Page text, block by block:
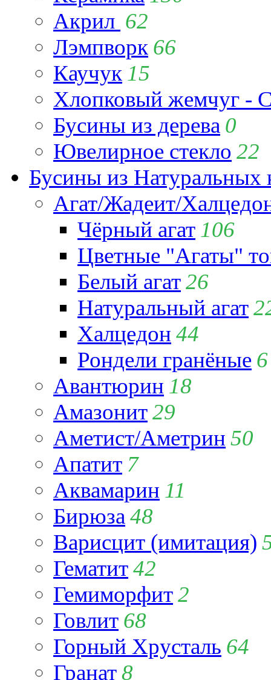
Акрил 62
Лэмпворк 66
Каучук 15
Хлопковый жемчуг -
Бусины из дерева 0
Ювелирное стекло 22
Бусины из Натуральных
Агат/Жадеит/
Чёрный агат 106
Цветные "Агаты"
Белый агат26
Натуральный агат
Халцедон 44
Рондели гранёные 6
Авантюрин 18
Амазонит29
Аметист/Аметрин 50
Апатит 7
Аквамарин 11
Бирюза 48
Варисцит (имитация)
Гематит42
Гемиморфит2
Говлит 68
Горный Хрусталь 64
Гранат8